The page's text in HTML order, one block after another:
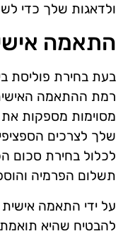
ולדאגות שלך כדי
התאמה
בעת בחירת פוליסת
רמת ההתאמה
מסוימות מספקות
שלך לצרכים
לכלול בחירת סכום
תשלום הפרמיה
על ידי התאמה
להבטיח שהיא